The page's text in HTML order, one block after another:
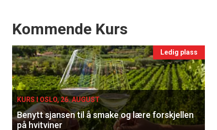
Events
Kommende Kurs
Ledig plass
KURS I OSLO, 26. AUGUST
Benytt sjansen til å smake og lære forskjellen
på hvitviner